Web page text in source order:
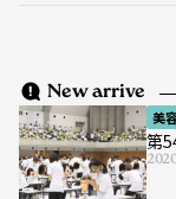
New arrive
美
第